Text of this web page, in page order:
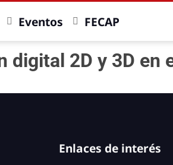
Eventos FECAP
digital 2D y 3D
Enlaces de interés